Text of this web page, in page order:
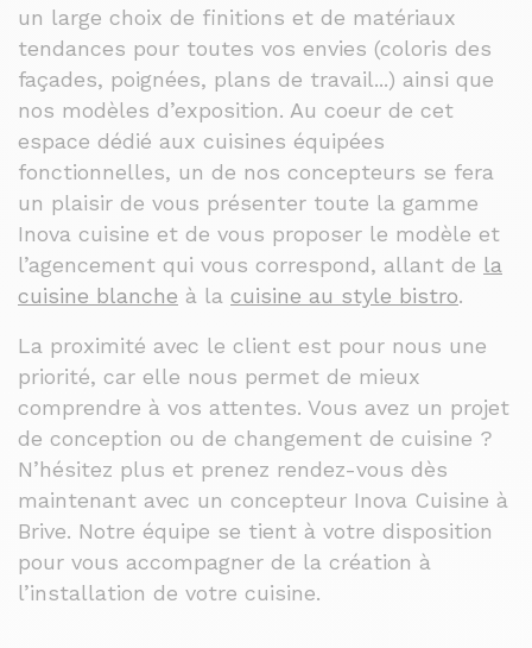
un large choix de finitions et de matériaux
tendances pour toutes vos envies (coloris des
façades, poignées, plans de travail...) ainsi que
nos modèles d’exposition. Au coeur de cet
espace dédié aux cuisines équipées
fonctionnelles, un de nos concepteurs se fera
un plaisir de vous présenter toute la gamme
Inova cuisine et de vous proposer le modèle et
l’agencement qui vous correspond, allant de la
cuisine blanche à la cuisine au style bistro.
La proximité avec le client est pour nous une
priorité, car elle nous permet de mieux
comprendre à vos attentes. Vous avez un projet
de conception ou de changement de cuisine ?
N’hésitez plus et prenez rendez-vous dès
maintenant avec un concepteur Inova Cuisine à
Brive. Notre équipe se tient à votre disposition
pour vous accompagner de la création à
l’installation de votre cuisine.